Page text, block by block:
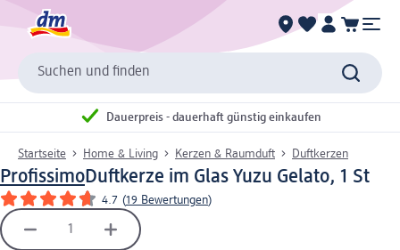
Suchen und finden
Dauerpreis - dauerhaft günstig einkaufen
Startseite Home & Living Kerzen & Raumduft Duftkerzen
ProfissimoDuftkerze im Glas Yuzu Gelato, 1 St
4.7 (19 Bewertungen)